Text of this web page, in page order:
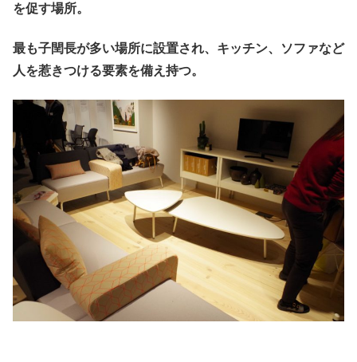
を促す場所。
最も子閏長が多い場所に設置され、キッチン、ソファなど
人を惹きつける要素を備え持つ。